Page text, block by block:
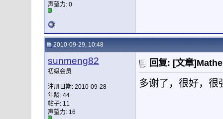
声望力: 0
2010-09-29, 10:48
sunmeng82
初级会员
注册日期: 2010-09-28
年龄: 44
帖子: 11
声望力: 16
回复: [文章
多谢了，很好，很